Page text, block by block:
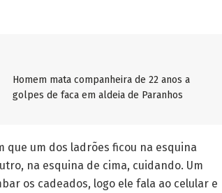
Homem mata companheira de 22 anos a
golpes de faca em aldeia de Paranhos
que um dos ladrões ficou na esquina
na esquina de cima, cuidando. Um
os cadeados, logo ele fala ao celular e